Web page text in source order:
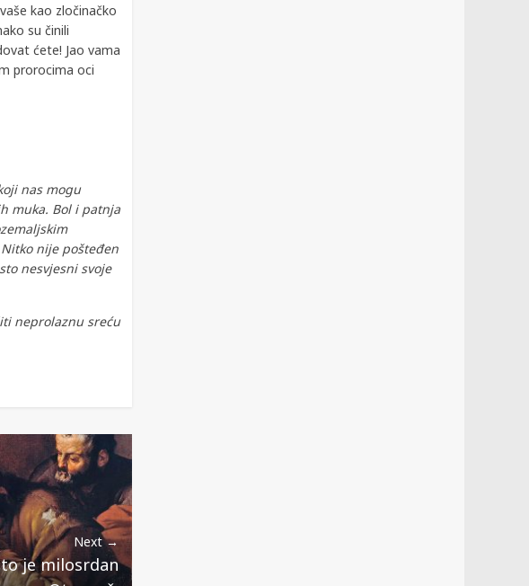
kao zločinačko
su činili
ćete! Jao vama
prorocima oci
nas mogu
muka. Bol i patnja
nije pošteđen
nesvjesni svoje
neprolaznu sreću
Next →
je milosrdan